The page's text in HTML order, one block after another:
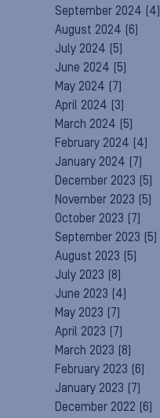
September 2024 (4)
August 2024 (6)
July 2024 (5)
June 2024 (5)
May 2024 (7)
April 2024 (3)
March 2024 (5)
February 2024 (4)
January 2024 (7)
December 2023 (5)
November 2023 (5)
October 2023 (7)
September 2023 (5)
August 2023 (5)
July 2023 (8)
June 2023 (4)
May 2023 (7)
April 2023 (7)
March 2023 (8)
February 2023 (6)
January 2023 (7)
December 2022 (6)